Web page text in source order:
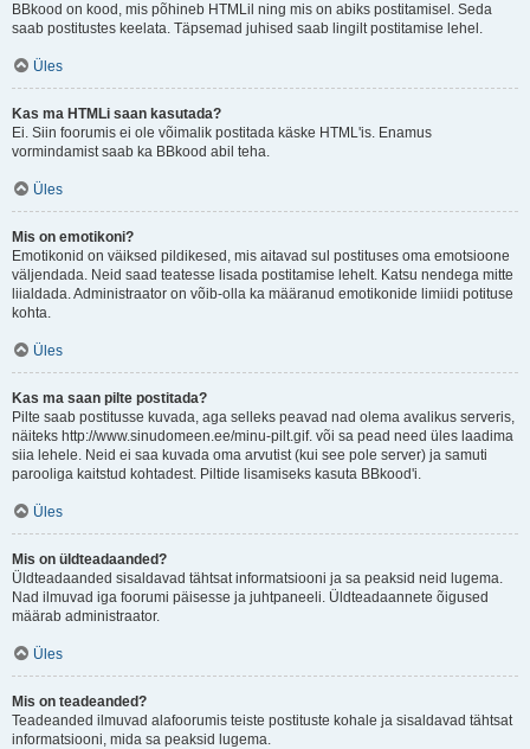
BBkood on kood, mis põhineb HTMLil ning mis on abiks postitamisel. Seda
saab postitustes keelata. Täpsemad juhised saab lingilt postitamise lehel.
Üles
Kas ma HTMLi saan kasutada?
Ei. Siin foorumis ei ole võimalik postitada käske HTML'is. Enamus
vormindamist saab ka BBkood abil teha.
Üles
Mis on emotikoni?
Emotikonid on väiksed pildikesed, mis aitavad sul postituses oma emotsioone
väljendada. Neid saad teatesse lisada postitamise lehelt. Katsu nendega mitte
liialdada. Administraator on võib-olla ka määranud emotikonide limiidi potituse
kohta.
Üles
Kas ma saan pilte postitada?
Pilte saab postitusse kuvada, aga selleks peavad nad olema avalikus serveris,
näiteks http://www.sinudomeen.ee/minu-pilt.gif. või sa pead need üles laadima
siia lehele. Neid ei saa kuvada oma arvutist (kui see pole server) ja samuti
parooliga kaitstud kohtadest. Piltide lisamiseks kasuta BBkood'i.
Üles
Mis on üldteadaanded?
Üldteadaanded sisaldavad tähtsat informatsiooni ja sa peaksid neid lugema.
Nad ilmuvad iga foorumi päisesse ja juhtpaneeli. Üldteadaannete õigused
määrab administraator.
Üles
Mis on teadeanded?
Teadeanded ilmuvad alafoorumis teiste postituste kohale ja sisaldavad tähtsat
informatsiooni, mida sa peaksid lugema.